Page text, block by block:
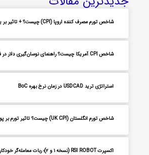
شاخص تورم مصرف کننده اروپا (CPI) چیست؟ + تاثیر بر یورو و فارکس
شاخص CPI آمریکا چیست؟ راهنمای نوسان‌گیری دلار در فارکس
استراتژی ترید USDCAD در زمان نرخ بهره BoC
شاخص تورم انگلستان (UK CPI) چیست؟ تاثیر تورم بر پوند در فارکس
اکسپرت RSI ROBOT (نسخه ۱ و ۲)؛ ربات معامله‌گر خودکار فارکس